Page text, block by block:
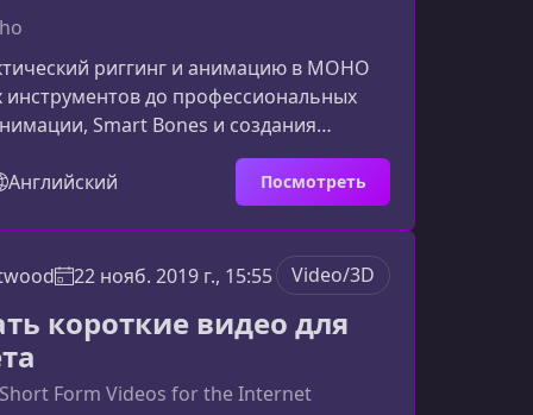
риггинг и анимацию в MOHO
до профессиональных
Smart Bones и создания
анимированной сцены. Курс подходит
уверенно работать с персонажами и
своих видеороликов.Чему вы
ключевые функции и интерфейс
риггинг персонажей в 2,5D с
Smart Bones для гибкого
Английский Посмотреть
22 нояб. 2019 г., 15:55 Video/3D
короткие видео для
Form Videos for the Internet